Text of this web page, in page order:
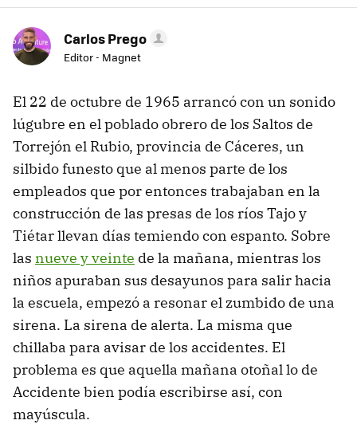
Carlos Prego
Editor - Magnet
El 22 de octubre de 1965 arrancó con un sonido
lúgubre en el poblado obrero de los Saltos de
Torrejón el Rubio, provincia de Cáceres, un
silbido funesto que al menos parte de los
empleados que por entonces trabajaban en la
construcción de las presas de los ríos Tajo y
Tiétar llevan días temiendo con espanto. Sobre
las nueve y veinte de la mañana, mientras los
niños apuraban sus desayunos para salir hacia
la escuela, empezó a resonar el zumbido de una
sirena. La sirena de alerta. La misma que
chillaba para avisar de los accidentes. El
problema es que aquella mañana otoñal lo de
Accidente bien podía escribirse así, con
mayúscula.